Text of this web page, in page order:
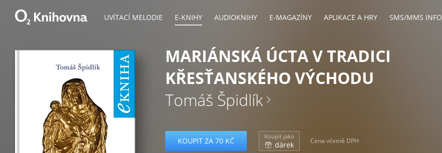
UVÍTACÍ MELODIE E-KNIHY AUDIOKNIHY E-MAGAZÍNY APLIKACE A HRY SMS/MMS INFO
MARIÁNSKÁ ÚCTA V TRADICI
KŘESŤANSKÉHO VÝCHODU
Tomáš Špidlík
KOUPIT ZA 70 KČ Koupit jako
dárek Cena včetně DPH